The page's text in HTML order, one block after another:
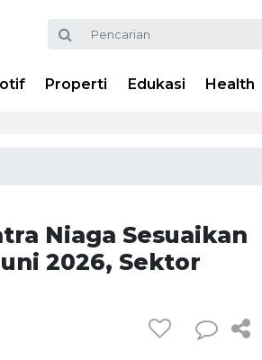
Properti Edukasi Health
Niaga Sesuaikan
2026, Sektor